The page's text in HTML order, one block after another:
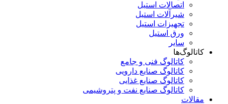
اتصالات استیل
شیرآلات استیل
تجهیزات استیل
ورق استیل
سایر
کاتالوگ‌ها
کاتالوگ فنی و جامع
کاتالوگ صنایع دارویی
کاتالوگ صنایع غذایی
کاتالوگ صنایع نفت و پتروشیمی
مقالات